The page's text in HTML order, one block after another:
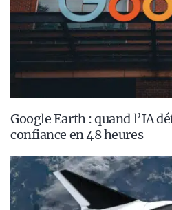
Google Earth : quand l’IA
confiance en 48 heures